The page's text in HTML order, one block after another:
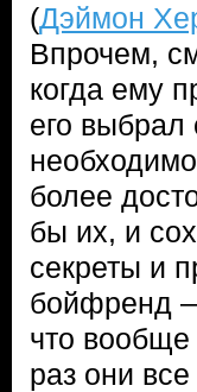
(Дэймон
Впрочем,
когда ему
его
более
бы их, и
секреты и
бойфренд
что
раз они